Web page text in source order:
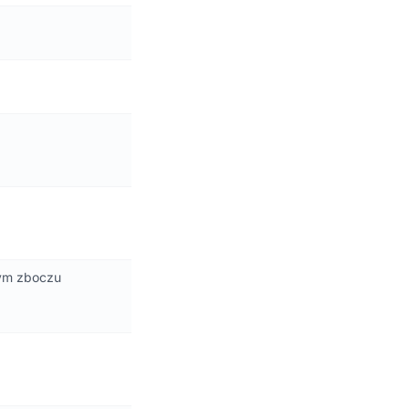
zboczu